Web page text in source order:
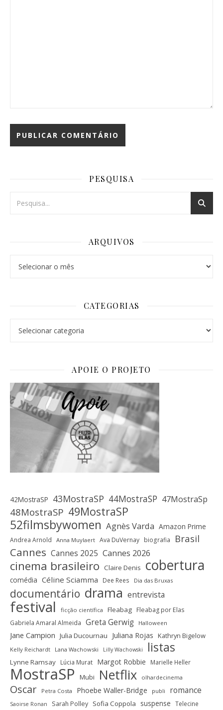
PESQUISA
ARQUIVOS
CATEGORIAS
APOIE O PROJETO
42MostraSP 43MostraSP 44MostraSP 47MostraSp
48MostraSP 49MostraSP
52filmsbywomen Agnès Varda Amazon Prime
Andrea Arnold Anna Muylaert Ava DuVernay biografia Brasil
Cannes Cannes 2025 Cannes 2026
cinema brasileiro Claire Denis cobertura
comédia Céline Sciamma Dee Rees Dia das Bruxas
documentário drama entrevista
festival ficção científica Fleabag Fleabag por Elas
Gabriela Amaral Almeida Greta Gerwig Halloween
Jane Campion Julia Ducournau Juliana Rojas Kathryn Bigelow
Kelly Reichardt Lana Wachowski Lilly Wachowski listas
Lynne Ramsay Lúcia Murat Margot Robbie Marielle Heller
MostraSP Mubi Netflix olhardecinema
Oscar Petra Costa Phoebe Waller-Bridge publi romance
Saoirse Ronan Sarah Polley Sofia Coppola suspense Telecine